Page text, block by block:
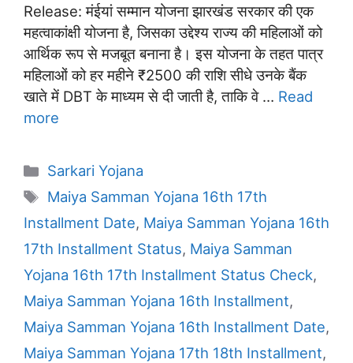
Release: मंईयां सम्मान योजना झारखंड सरकार की एक
महत्वाकांक्षी योजना है, जिसका उद्देश्य राज्य की महिलाओं को
आर्थिक रूप से मजबूत बनाना है। इस योजना के तहत पात्र
महिलाओं को हर महीने ₹2500 की राशि सीधे उनके बैंक
खाते में DBT के माध्यम से दी जाती है, ताकि वे … Read
more
Categories
Sarkari Yojana
Tags
Maiya Samman Yojana 16th 17th
Installment Date, Maiya Samman Yojana 16th
17th Installment Status, Maiya Samman
Yojana 16th 17th Installment Status Check,
Maiya Samman Yojana 16th Installment,
Maiya Samman Yojana 16th Installment Date,
Maiya Samman Yojana 17th 18th Installment,